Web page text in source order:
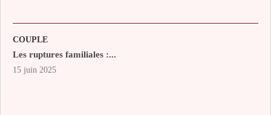
COUPLE
Les ruptures familiales :...
15 juin 2025